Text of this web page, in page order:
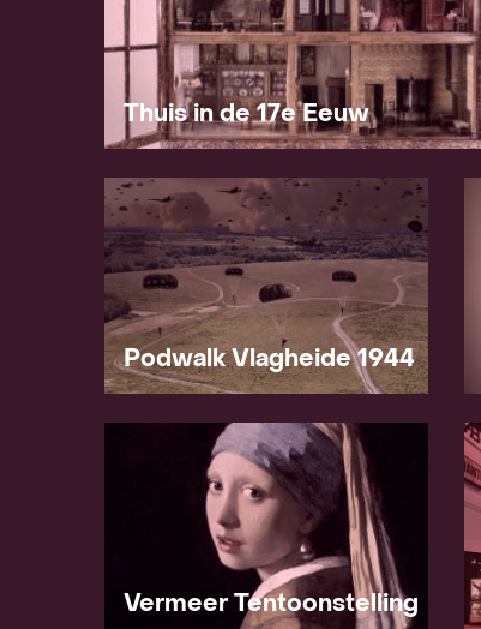
Team
Thuis in de 17e Eeuw
Podwalk Vlagheide 1944
Vermeer Tentoonstelling